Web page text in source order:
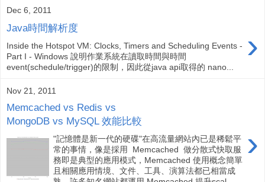
Dec 6, 2011
Java時間解析度 ›
Inside the Hotspot VM: Clocks, Timers and Scheduling Events -
Part I - Windows 說明作業系統在讀取時間與時間
event(schedule/trigger)的限制，因此從java api取得的 nano...
Nov 21, 2011
Memcached vs Redis vs
MongoDB vs MySQL 效能比較
›
"記憶體是新一代的硬碟"在高流量網站內已是稀鬆平
常的事情，像是採用 Memcached 做分散式快取服
務即是典型的應用模式，Memcached 使用概念簡單
且相關應用情境、文件、工具、演算法都已相當成